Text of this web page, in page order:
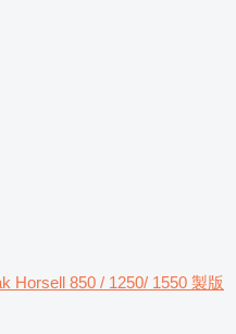
Horsell 850 / 1250/ 1550 製版